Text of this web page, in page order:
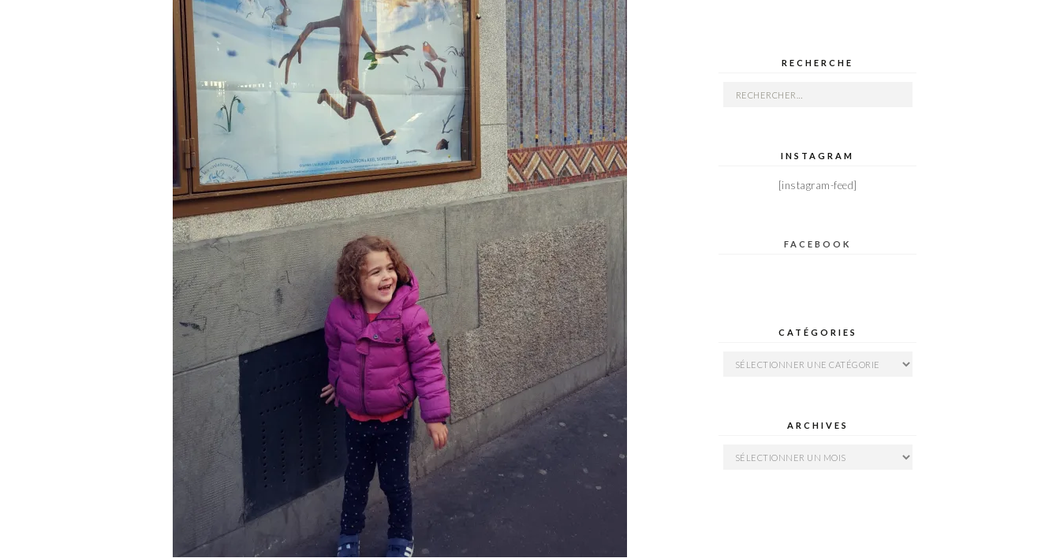
RECHERCHE
Rechercher :
INSTAGRAM
[instagram-feed]
FACEBOOK
CATÉGORIES
Catégories
ARCHIVES
Archives